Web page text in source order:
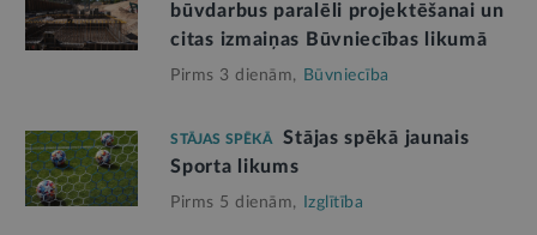
būvdarbus paralēli projektēšanai un
citas izmaiņas Būvniecības likumā
Pirms 3 dienām, Būvniecība
STĀJAS SPĒKĀ
Stājas spēkā jaunais
Sporta likums
Pirms 5 dienām, Izglītība